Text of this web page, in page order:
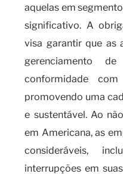
aquelas em
significativo. A
visa garantir que as
gerenciamento
conformidade
promovendo uma
e sustentável. Ao
em Americana, as
consideráveis,
interrupções em